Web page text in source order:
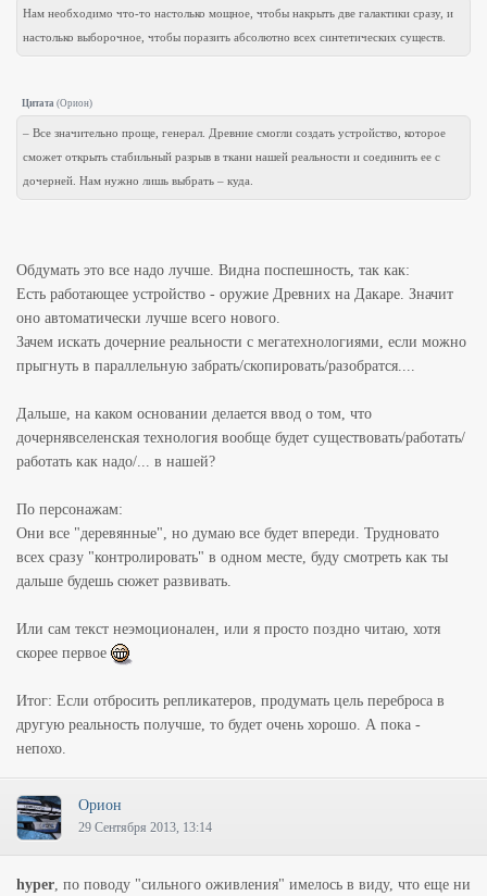
Нам необходимо что-то настолько мощное, чтобы накрыть две галактики сразу, и
настолько выборочное, чтобы поразить абсолютно всех синтетических существ.
Цитата (Орион)
– Все значительно проще, генерал. Древние смогли создать устройство, которое
сможет открыть стабильный разрыв в ткани нашей реальности и соединить ее с
дочерней. Нам нужно лишь выбрать – куда.
Обдумать это все надо лучше. Видна поспешность, так как:
Есть работающее устройство - оружие Древних на Дакаре. Значит
оно автоматически лучше всего нового.
Зачем искать дочерние реальности с мегатехнологиями, если можно
прыгнуть в параллельную забрать/скопировать/разобратся....
Дальше, на каком основании делается ввод о том, что
дочернявселенская технология вообще будет существовать/работать/
работать как надо/... в нашей?
По персонажам:
Они все "деревянные", но думаю все будет впереди. Трудновато
всех сразу "контролировать" в одном месте, буду смотреть как ты
дальше будешь сюжет развивать.
Или сам текст неэмоционален, или я просто поздно читаю, хотя
скорее первое
Итог: Если отбросить репликатеров, продумать цель переброса в
другую реальность получше, то будет очень хорошо. А пока -
непохо.
Орион
29 Сентября 2013, 13:14
hyper, по поводу "сильного оживления" имелось в виду, что еще ни